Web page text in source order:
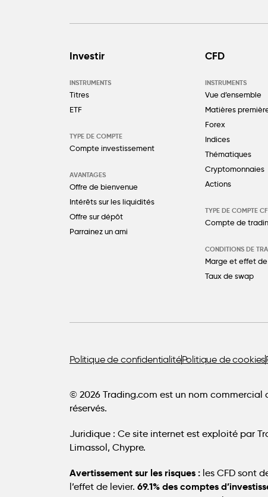
Investir
INSTRUMENTS
Titres
ETF
TYPE DE COMPTE
Compte investissement
AVANTAGES
Offre de bienvenue
Intérêts sur les liquidités
Offre sur dépôt
Parrainez un ami
CFD
INSTRUMENTS
Vue d’ensemble
Matières
Forex
Indices
Thématiques
Cryptomonnaies
Actions
TYPE DE COMPTE
Compte de
CONDITIONS DE
Marge et effet
Taux de swap
Politique de confidentialitéPolitique de cookies
© 2026 Trading.com est un nom commercial
réservés.
Juridique : Ce site internet est exploité par
Limassol, Chypre.
Avertissement sur les risques : les CFD sont
l’effet de levier. 69.1% des comptes